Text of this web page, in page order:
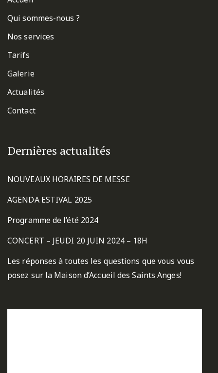
Qui sommes-nous ?
Nos services
Tarifs
Galerie
Actualités
Contact
Dernières actualités
NOUVEAUX HORAIRES DE MESSE
AGENDA ESTIVAL 2025
Programme de l’été 2024
CONCERT – JEUDI 20 JUIN 2024 – 18H
Les réponses à toutes les questions que vous vous
posez sur la Maison d’Accueil des Saints Anges!